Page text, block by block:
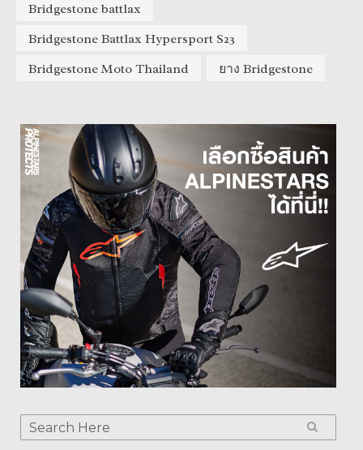
Bridgestone battlax
Bridgestone Battlax Hypersport S23
Bridgestone Moto Thailand
ยาง Bridgestone